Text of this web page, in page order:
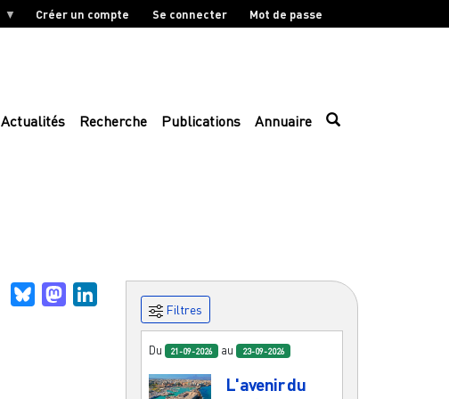
Créer un compte Se connecter Mot de passe
Actualités Recherche Publications Annuaire
BlueskyMastodonLinkedIn
Filtres
Du 21-09-2026 au 23-09-2026
L'avenir du